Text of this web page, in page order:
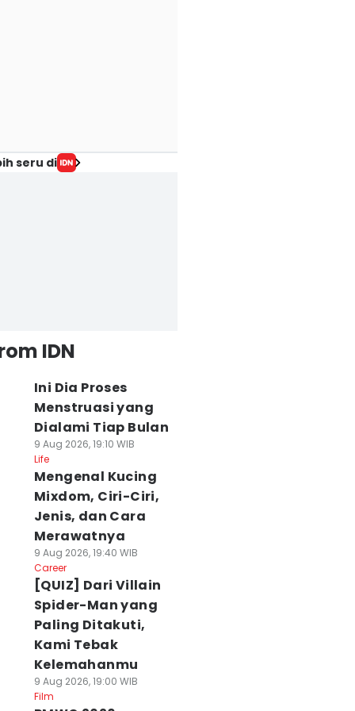
seru di
IDN
Ini Dia Proses
Menstruasi yang
Dialami Tiap Bulan
9 Aug 2026, 19:10 WIB
Life
Mengenal Kucing
Mixdom, Ciri-Ciri,
Jenis, dan Cara
Merawatnya
9 Aug 2026, 19:40 WIB
Career
[QUIZ] Dari Villain
Spider-Man yang
Paling Ditakuti,
Kami Tebak
Kelemahanmu
9 Aug 2026, 19:00 WIB
Film